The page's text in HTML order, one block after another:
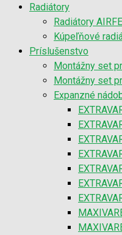
Radiátory
Radiátory
Kúpeľňové
Príslušenstvo
Montážny set
Montážny set
Expanzné